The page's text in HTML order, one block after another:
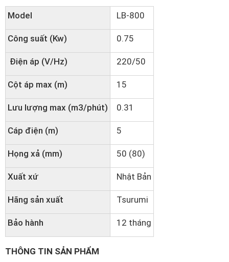
Model LB-800
Công suất (Kw) 0.75
Điện áp (V/Hz) 220/50
Cột áp max (m) 15
Lưu lượng max (m3/phút) 0.31
Cáp điện (m) 5
Họng xả (mm) 50 (80)
Xuất xứ Nhật Bản
Hãng sản xuất Tsurumi
Bảo hành 12 tháng
THÔNG TIN SẢN PHẨM